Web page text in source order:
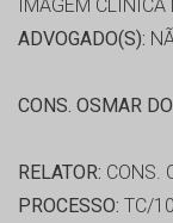
IMAGEM
ADVOGADO(S):
CONS. OSMAR
RELATOR: CONS.
PROCESSO: TC/